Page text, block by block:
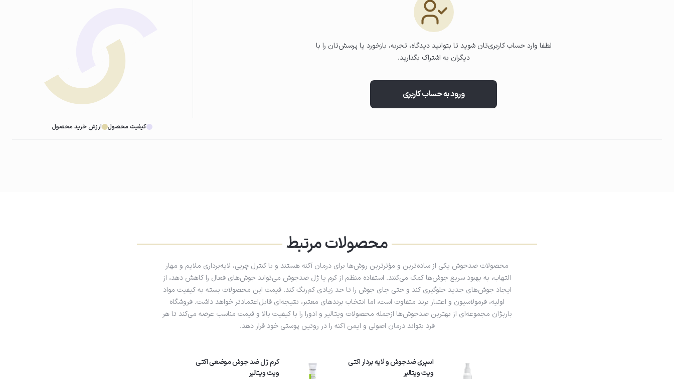
کرم را روی پوست تمیز (نواحی دارای جوش یا کل صورت) به‌آرامی پخش کنید.
لطفا وارد حساب کاربری‌تان شوید تا بتوانید دیدگاه، تجربه، بازخورد یا پرسش‌تان را با
دیگران به اشتراک بگذارید.
ورود به حساب کاربری
کیفیت محصول ارزش خرید محصول
محصولات مرتبط
محصولات ضدجوش یکی از ساده‌ترین و مؤثرترین روش‌ها برای درمان آکنه هستند و با کنترل چربی، لایه‌برداری ملایم و مهار
التهاب، به بهبود سریع جوش‌ها کمک می‌کنند. استفاده منظم از کرم‌ یا ژل ضدجوش می‌تواند جوش‌های فعال را کاهش دهد، از
ایجاد جوش‌های جدید جلوگیری کند و حتی جای جوش را تا حد زیادی کم‌رنگ کند. قیمت این محصولات بسته به کیفیت مواد
اولیه، فرمولاسیون و اعتبار برند متفاوت است، اما انتخاب برندهای معتبر، نتیجه‌ای قابل‌اعتمادتر خواهد داشت. فروشگاه
باریژان مجموعه‌ای از بهترین ضدجوش‌ها ازجمله محصولات ویتالیر و ادورا را با کیفیت بالا و قیمت مناسب عرضه می‌کند تا هر
فرد بتواند درمان اصولی و ایمن آکنه را در روتین پوستی خود قرار دهد.
اسپری ضدجوش و لایه بردار اکتی
ویت ویتالیر
کرم ژل ضد جوش موضعی اکتی
ویت ویتالیر